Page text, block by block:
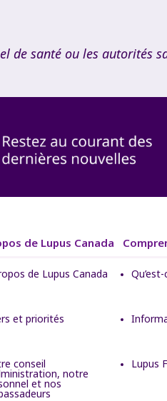
de santé ou les autorités
de Lupus Canada
de Lupus Canada
et priorités
conseil
notre
et nos
Lupus